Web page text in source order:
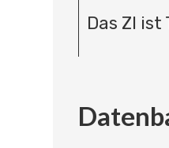
Das ZI